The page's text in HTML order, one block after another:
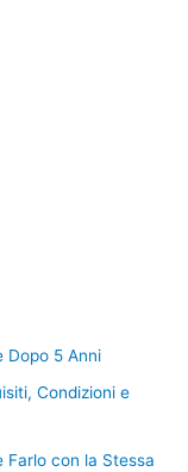
Dopo 5 Anni
Condizioni e
Farlo con la Stessa